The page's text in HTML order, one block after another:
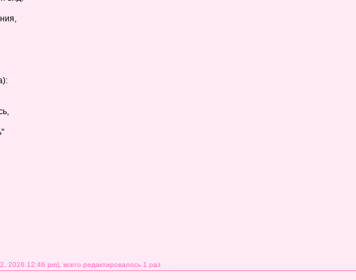
2026 12:46 pm), всего редактировалось 1 раз